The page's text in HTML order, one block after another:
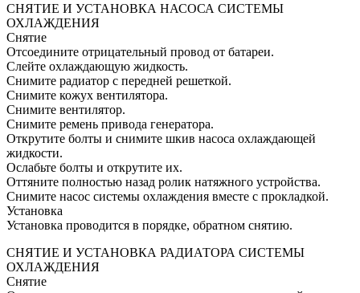
СНЯТИЕ И УСТАНОВКА НАСОСА СИСТЕМЫ
ОХЛАЖДЕНИЯ
Снятие
Отсоедините отрицательный провод от батареи.
Слейте охлаждающую жидкость.
Снимите радиатор с передней решеткой.
Снимите кожух вентилятора.
Снимите вентилятор.
Снимите ремень привода генератора.
Открутите болты и снимите шкив насоса охлаждающей
жидкости.
Ослабьте болты и открутите их.
Оттяните полностью назад ролик натяжного устройства.
Снимите насос системы охлаждения вместе с прокладкой.
Установка
Установка проводится в порядке, обратном снятию.
СНЯТИЕ И УСТАНОВКА РАДИАТОРА СИСТЕМЫ
ОХЛАЖДЕНИЯ
Снятие